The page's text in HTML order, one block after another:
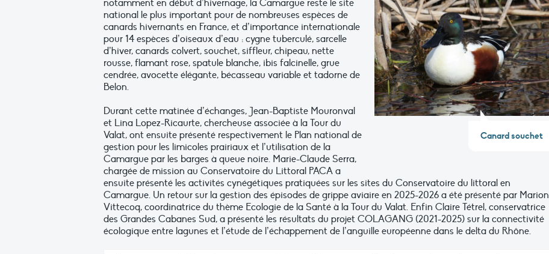
Canard souchet
notamment en début d’hivernage, la Camargue reste le site
national le plus important pour de nombreuses espèces de
canards hivernants en France, et d’importance internationale
pour 14 espèces d’oiseaux d’eau : cygne tuberculé, sarcelle
d’hiver, canards colvert, souchet, siffleur, chipeau, nette
rousse, flamant rose, spatule blanche, ibis falcinelle, grue
cendrée, avocette élégante, bécasseau variable et tadorne de
Belon.
Durant cette matinée d’échanges, Jean-Baptiste Mouronval
et Lina Lopez-Ricaurte, chercheuse associée à la Tour du
Valat, ont ensuite présenté respectivement le Plan national de
gestion pour les limicoles prairiaux et l’utilisation de la
Camargue par les barges à queue noire. Marie-Claude Serra,
chargée de mission au Conservatoire du Littoral PACA a
ensuite présenté les activités cynégétiques pratiquées sur les sites du Conservatoire du littoral en
Camargue. Un retour sur la gestion des épisodes de grippe aviaire en 2025-2026 a été présenté par Marion
Vittecoq, coordinatrice du thème Ecologie de la Santé à la Tour du Valat. Enfin Claire Tétrel, conservatrice
des Grandes Cabanes Sud, a présenté les résultats du projet COLAGANG (2021-2025) sur la connectivité
écologique entre lagunes et l’étude de l’échappement de l’anguille européenne dans le delta du Rhône.